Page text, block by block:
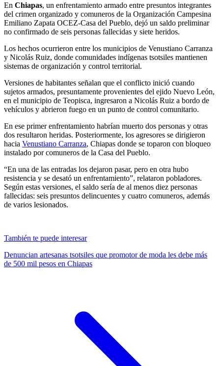
En Chiapas, un enfrentamiento armado entre presuntos integrantes
del crimen organizado y comuneros de la Organización Campesina
Emiliano Zapata OCEZ-Casa del Pueblo, dejó un saldo preliminar
no confirmado de seis personas fallecidas y siete heridos.
Los hechos ocurrieron entre los municipios de Venustiano Carranza
y Nicolás Ruiz, donde comunidades indígenas tsotsiles mantienen
sistemas de organización y control territorial.
Versiones de habitantes señalan que el conflicto inició cuando
sujetos armados, presuntamente provenientes del ejido Nuevo León,
en el municipio de Teopisca, ingresaron a Nicolás Ruiz a bordo de
vehículos y abrieron fuego en un punto de control comunitario.
En ese primer enfrentamiento habrían muerto dos personas y otras
dos resultaron heridas. Posteriormente, los agresores se dirigieron
hacia Venustiano Carranza, Chiapas donde se toparon con bloqueo
instalado por comuneros de la Casa del Pueblo.
“En una de las entradas los dejaron pasar, pero en otra hubo
resistencia y se desató un enfrentamiento”, relataron pobladores.
Según estas versiones, el saldo sería de al menos diez personas
fallecidas: seis presuntos delincuentes y cuatro comuneros, además
de varios lesionados.
También te puede interesar
Denuncian artesanas tsotsiles que promotor de moda les debe más
de 500 mil pesos en Chiapas